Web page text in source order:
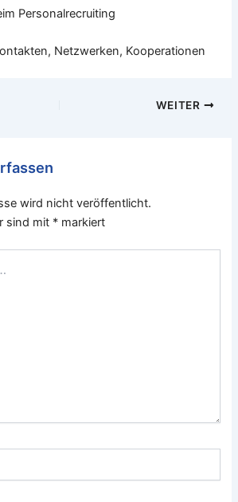
Personalrecruiting
Netzwerken, Kooperationen
WEITER
wird nicht veröffentlicht.
sind mit * markiert